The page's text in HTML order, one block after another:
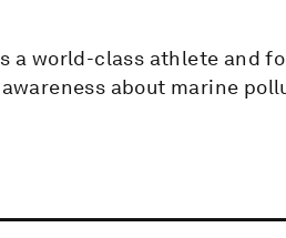
a world-class athlete and
about marine